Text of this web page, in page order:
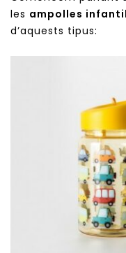
les ampolles
d’aquests tipus: